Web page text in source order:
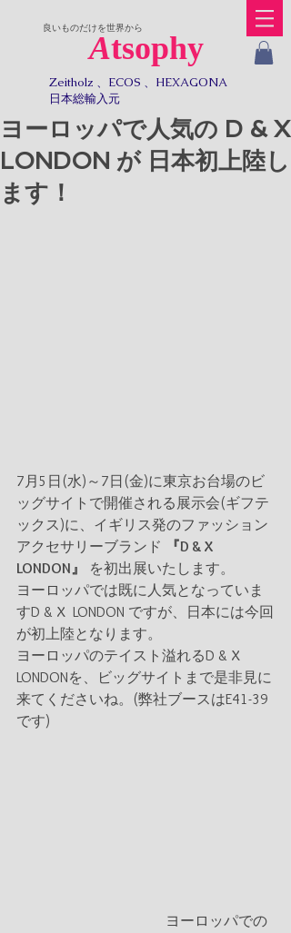
Atsophy
​良いものだけを世界から
Zeitholz 、ECOS 、HEXAGONA
日本総輸入元​​
ヨーロッパで人気の D & X
LONDON が 日本初上陸し
ます！
7月5日(水)～7日(金)に東京お台場のビ
ッグサイトで開催される展示会(ギフテ
ックス)に、イギリス発のファッション
アクセサリーブランド
『D & X
LONDON』
を初出展いたします。
ヨーロッパでは既に人気となっていま
すD & X  LONDON ですが、日本には今回
が初上陸となります。
ヨーロッパのテイスト溢れるD & X
LONDONを、ビッグサイトまで是非見に
来てくださいね。(弊社ブースはE41-39
です)
ヨーロッパでの